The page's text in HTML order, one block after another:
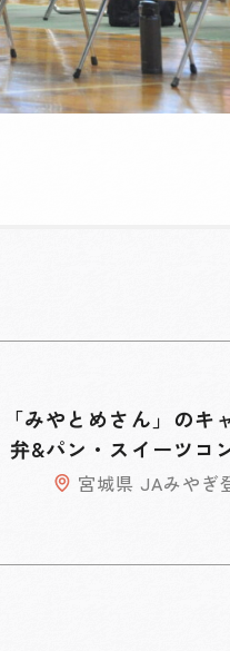
「みやとめさん」のキ
弁&パン・スイーツコ
スト
宮城県 JAみやぎ